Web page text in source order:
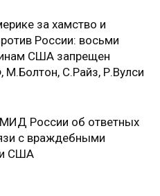
за хамство и
России: восьми
США запрещен
М.Болтон, С.Райз, Р.Вулси
России об ответных
с враждебными
США